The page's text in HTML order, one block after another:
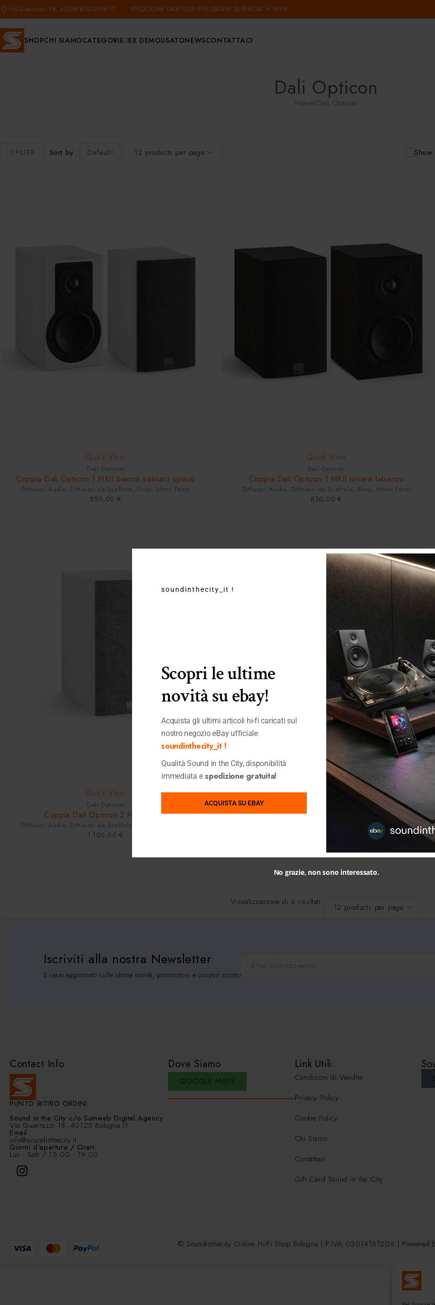
Via Guerrazzi 18, 40125 BOLOGNA IT SPEDIZIONE GRATUITA PER ORDINI SUPERIORI A 399€
SHOPCHI SIAMOCATEGORIE EX DEMOUSATONEWSCONTATTACI
Dali Opticon
Home Dali Opticon
FILTER Sort by Default
Quick View
Dali Opticon
Coppia Dali Opticon 1 MKII bianco satinato opaco
Diffusori Audio Diffusori da Scaffale Shop Ultimi Pezzi
850,00 €
Quick View
Dali Opticon
Coppia Dali Opticon 1 MKII rovere tabacco
Diffusori Audio Diffusori da Scaffale Shop Ultimi Pezzi
850,00€
Quick View
Dali Opticon
Coppia Dali Opticon 2 MKII White
Diffusori Audio Diffusori da Scaffale
1.100,00€
HOT
Quick View
Set Hi-Fi Wiim Amp Dali Kupid Caramel White
Diffusori da Scaffale,
Ultimi Pezzi
Visualizzazione di 6 risultati
Iscriviti alla nostra Newsletter
E sarai aggiornato sulle ultime novità, promozioni e coupon sconto
Contact Info
PUNTO RITIRO ORDINI
Sound in the City c/o Sumweb Digital Agency
Via Guerrazzi 18, 40125 Bologna IT
Email:
info@soundinthecity.it
Giorni d'apertura / Orari:
Lun - Sab / 15:00 - 19:00
Dove Siamo
GOOGLE MAPS
Link Utili
Condizioni di Vendita
Privacy Policy
Cookie Policy
Chi Siamo
Contattaci
Gift Card Sound in the City
© Soundinthecity Online Hi-Fi Shop Bologna | P.IVA 03014161206 | Powered
soundinthecity_it !
Scopri le ultime
novità su ebay!
Acquista gli ultimi articoli hi-fi caricati sul
nostro negozio eBay ufficiale
soundinthecity_it !
Qualità Sound in the City, disponibilità
immediata espedizione gratuita!
ACQUISTA SU EBAY
No grazie, non sono interessato.